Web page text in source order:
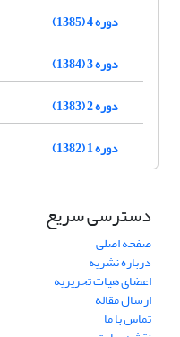
دوره 4 (1385)
دوره 3 (1384)
دوره 2 (1383)
دوره 1 (1382)
دسترسی سریع
صفحه اصلی
درباره نشریه
اعضای هیات تحریریه
ارسال مقاله
تماس با ما